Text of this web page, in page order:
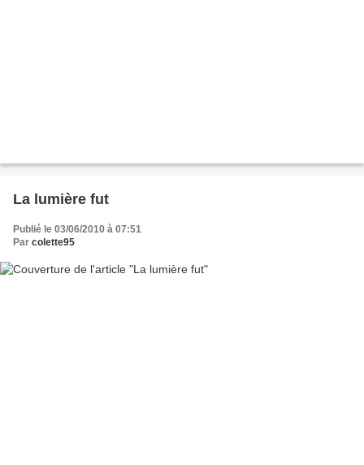
La lumière fut
Publié le 03/06/2010 à 07:51
Par colette95